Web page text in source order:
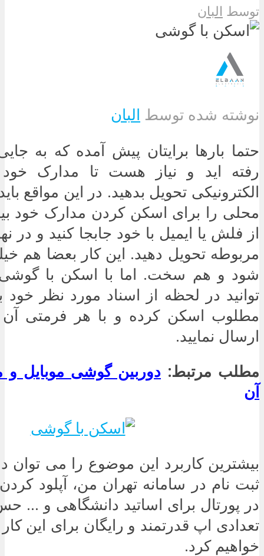
توسط البان
نوشته شده توسط البان
حتما بارها برایتان پیش آمده که به
رفته اید و نیاز هست تا مدارک
الکترونیکی تحویل بدهید. در این مواقع
محلی را برای اسکن کردن مدارک خود
از فلش یا ایمیل با خود جابجا کنید و در
مربوطه تحویل دهید. این کار بعضا هم
شود و هم سخت. اما با اسکن با
توانید در لحظه از اسناد مورد نظر خود
مطلوب اسکن کرده و با هر فرمتی آن
ارسال نمایید.
مطلب مرتبط: دوربین گوشی موبایل و
آن
بیشترین کاربرد این موضوع را می توان
ثبت نام در سامانه تهران من، آپلود
در پورتال برای اساتید دانشگاهی و …
تعدادی اپ قدرتمند و رایگان برای این
خواهیم کرد.